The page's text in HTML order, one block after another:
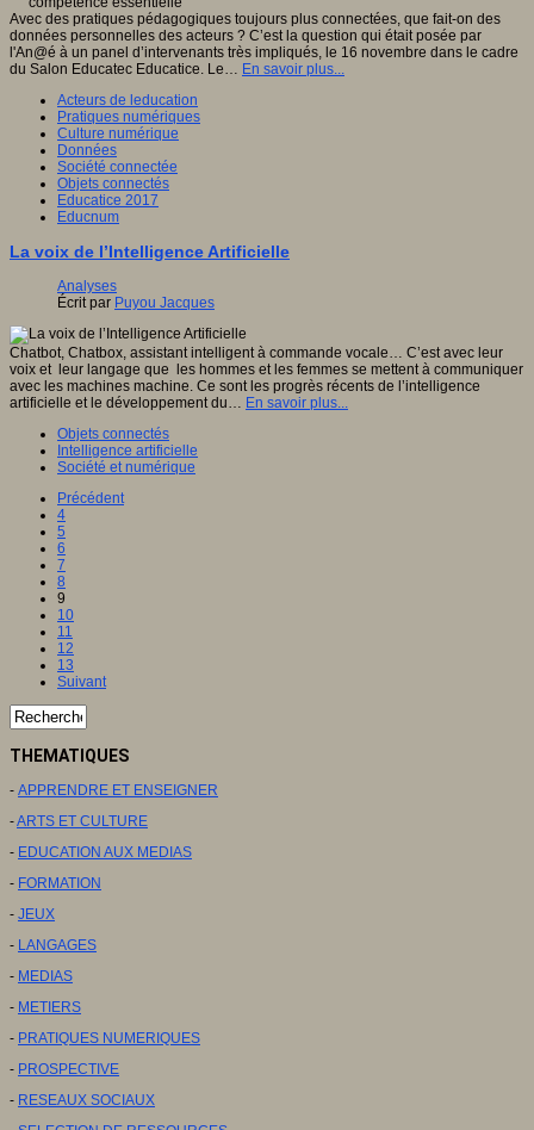
Avec des pratiques pédagogiques toujours plus connectées, que fait-on des
données personnelles des acteurs ? C’est la question qui était posée par
l'An@é à un panel d’intervenants très impliqués, le 16 novembre dans le cadre
du Salon Educatec Educatice. Le… En savoir plus...
Acteurs de leducation
Pratiques numériques
Culture numérique
Données
Société connectée
Objets connectés
Educatice 2017
Educnum
La voix de l’Intelligence Artificielle
Analyses
Écrit par Puyou Jacques
Chatbot, Chatbox, assistant intelligent à commande vocale… C’est avec leur
voix et leur langage que les hommes et les femmes se mettent à communiquer
avec les machines machine. Ce sont les progrès récents de l’intelligence
artificielle et le développement du… En savoir plus...
Objets connectés
Intelligence artificielle
Société et numérique
Précédent
4
5
6
7
8
9
10
11
12
13
Suivant
THEMATIQUES
- APPRENDRE ET ENSEIGNER
-ARTS ET CULTURE
- EDUCATION AUX MEDIAS
- FORMATION
- JEUX
- LANGAGES
- MEDIAS
- METIERS
- PRATIQUES NUMERIQUES
- PROSPECTIVE
- RESEAUX SOCIAUX